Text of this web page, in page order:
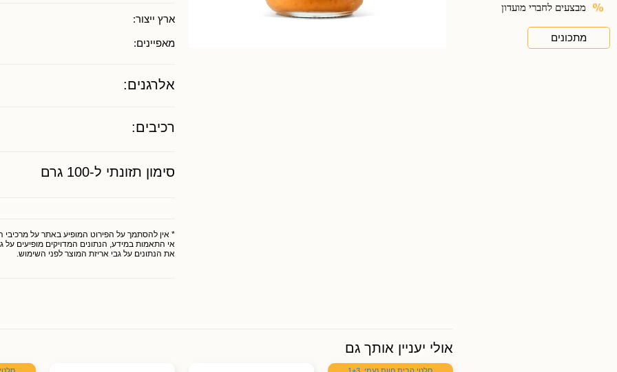
מבצעים לחברי מועדון
מתכונים
ארץ ייצור:
מאפיינים:
אלרגנים:
רכיבים:
סימון תזונתי ל-100 גרם
* אין להסתמך על הפירוט המופיע באתר על מרכיבי
אי התאמות במידע, הנתונים המדויקים מופיעים על
את הנתונים על גבי אריזת המוצר לפני השימוש.
אולי יעניין אותך גם